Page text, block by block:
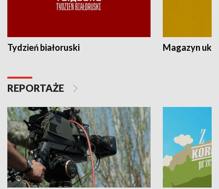
Tydzień białoruski Magazyn
REPORTAŻE